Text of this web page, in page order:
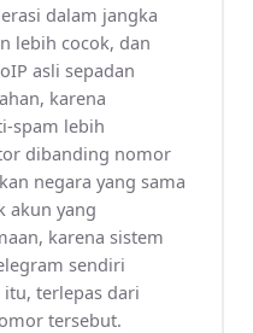
dalam jangka
lebih cocok, dan
asli sepadan
karena
spam lebih
dibanding nomor
negara yang sama
akun yang
karena sistem
sendiri
terlepas dari
tersebut.